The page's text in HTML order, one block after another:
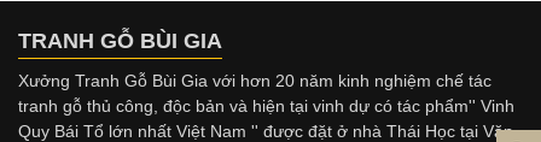
TRANH GỖ BÙI GIA
Xưởng Tranh Gỗ Bùi Gia với hơn 20 năm kinh nghiệm chế tác
tranh gỗ thủ công, độc bản và hiện tại vinh dự có tác phẩm'' Vinh
Quy Bái Tổ lớn nhất Việt Nam '' được đặt ở nhà Thái Học tại Văn